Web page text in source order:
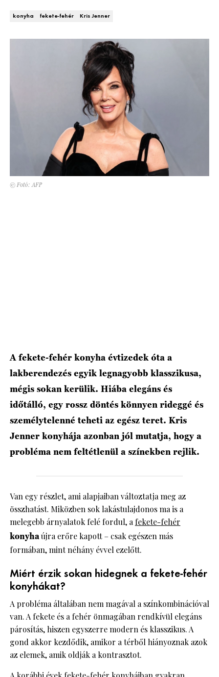
konyha fekete-fehér Kris Jenner
© Fotó: AFP
A fekete-fehér konyha évtizedek óta a
lakberendezés egyik legnagyobb klasszikusa,
mégis sokan kerülik. Hiába elegáns és
időtálló, egy rossz döntés könnyen rideggé és
személytelenné teheti az egész teret. Kris
Jenner konyhája azonban jól mutatja, hogy a
probléma nem feltétlenül a színekben rejlik.
Van egy részlet, ami alapjaiban változtatja meg az
összhatást. Miközben sok lakástulajdonos ma is a
melegebb árnyalatok felé fordul, afekete-fehér
konyhaújra erőre kapott – csak egészen más
formában, mint néhány évvel ezelőtt.
Miért érzik sokan hidegnek a fekete-fehér
konyhákat?
A probléma általában nem magával a színkombinációval
van. A fekete és a fehér önmagában rendkívül elegáns
párosítás, hiszen egyszerre modern és klasszikus. A
gond akkor kezdődik, amikor a térből hiányoznak azok
az elemek, amik oldják a kontrasztot.